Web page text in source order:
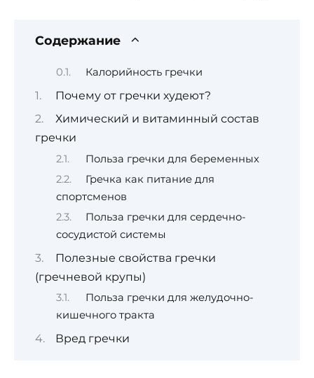
Содержание
Калорийность гречки
Почему от гречки худеют?
Химический и витаминный состав
гречки
Польза гречки для беременных
Гречка как питание для
спортсменов
Польза гречки для сердечно-
сосудистой системы
Полезные свойства гречки
(гречневой крупы)
Польза гречки для желудочно-
кишечного тракта
Вред гречки